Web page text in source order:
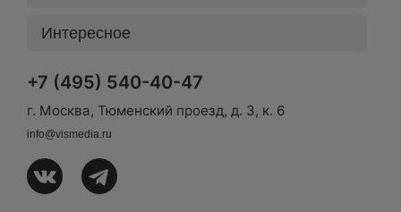
Интересное
+7 (495) 540-40-47
г. Москва, Тюменский проезд, д. 3, к. 6
info@vismedia.ru